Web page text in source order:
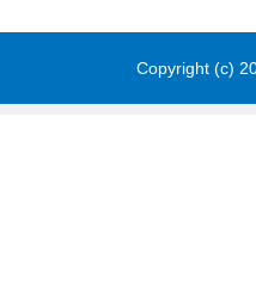
Copyright (c)